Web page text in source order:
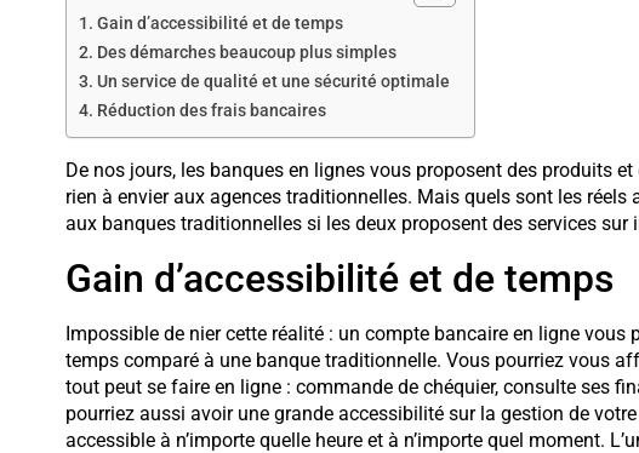
Gain d’accessibilité et de temps
Des démarches beaucoup plus simples
Un service de qualité et une sécurité optimale
Réduction des frais bancaires
De nos jours, les banques en lignes vous proposent des produits
rien à envier aux agences traditionnelles. Mais quels sont les réels
aux banques traditionnelles si les deux proposent des services sur
Gain d’accessibilité et de temps
Impossible de nier cette réalité : un compte bancaire en ligne vous
temps comparé à une banque traditionnelle. Vous pourriez vous
tout peut se faire en ligne : commande de chéquier, consulte ses
pourriez aussi avoir une grande accessibilité sur la gestion de
accessible à n’importe quelle heure et à n’importe quel moment.